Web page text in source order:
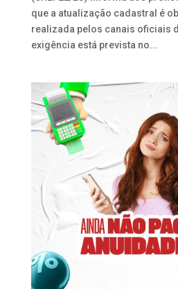
que a atualização cadastral é
realizada pelos canais oficiais
exigência está prevista no...